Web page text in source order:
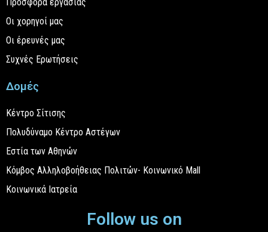
Οι χορηγοί μας
Οι έρευνές μας
Συχνές Ερωτήσεις
Δομές
Κέντρο Σίτισης
Πολυδύναμο Κέντρο Αστέγων
Εστία των Αθηνών
Κόμβος Αλληλοβοήθειας Πολιτών- Κοινωνικό Mall
Κοινωνικά Ιατρεία
Follow us on